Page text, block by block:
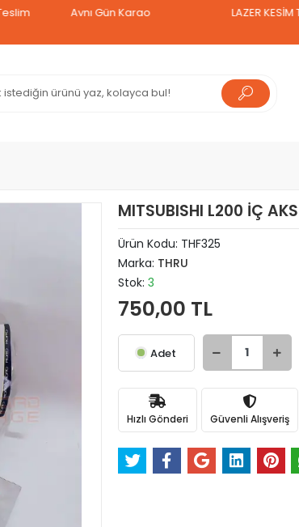
Aynı Gün Kargo LAZER KESİM TAVAN
MITSUBISHI L200 İÇ
Ürün Kodu: THF325
Marka: THRU
Stok: 3
750,00 TL
Adet
Hızlı Gönderi Güvenli Alışveriş